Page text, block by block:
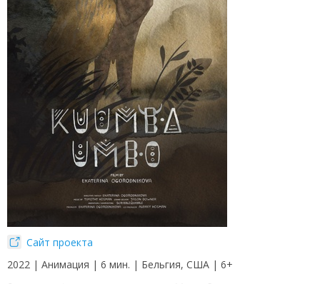
Сайт проекта
2022 | Анимация | 6 мин. | Бельгия, США | 6+